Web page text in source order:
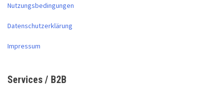
Nutzungsbedingungen
Datenschutzerklärung
Impressum
Services / B2B